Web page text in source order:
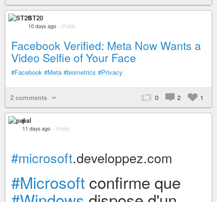
ST20
10 days ago – Public
Facebook Verified: Meta Now Wants a
Video Selfie of Your Face
#Facebook #Meta #biometrics #Privacy
2 comments 0 2 1
pal
11 days ago – Public
#microsoft.developpez.com
#Microsoft confirme que